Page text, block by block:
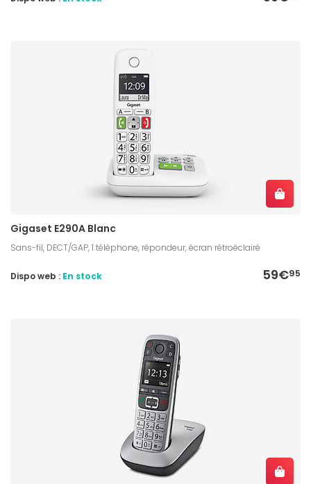
Gigaset E290A Blanc
Sans-fil, DECT/GAP, 1 téléphone, répondeur, écran rétroéclairé
59€95
Dispo web : En stock